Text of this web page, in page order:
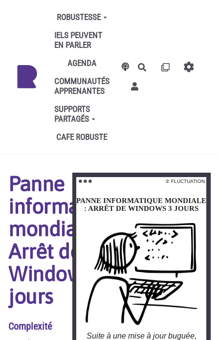
Aller au contenu principal
ROBUSTESSE
IELS PEUVENT
EN PARLER
AGENDA
COMMUNAUTÉS
APPRENANTES
SUPPORTS
PARTAGÉS
CAFE ROBUSTE
Rechercher
⚫️ ⚫️ ⚫️ ② FLUCTUATION
PANNE INFORMATIQUE MONDIALE
: ARRÊT DE WINDOWS 3 JOURS
Suite à une mise à jour buguée,
⚫️ ⚫️ ⚫️
② FLUCTUATION
PANNE INFORMATIQUE MONDIALE
: ARRÊT DE WINDOWS 3 JOURS
Panne
informatique
mondiale :
Arrêt de
Windows 3
jours
Complexité